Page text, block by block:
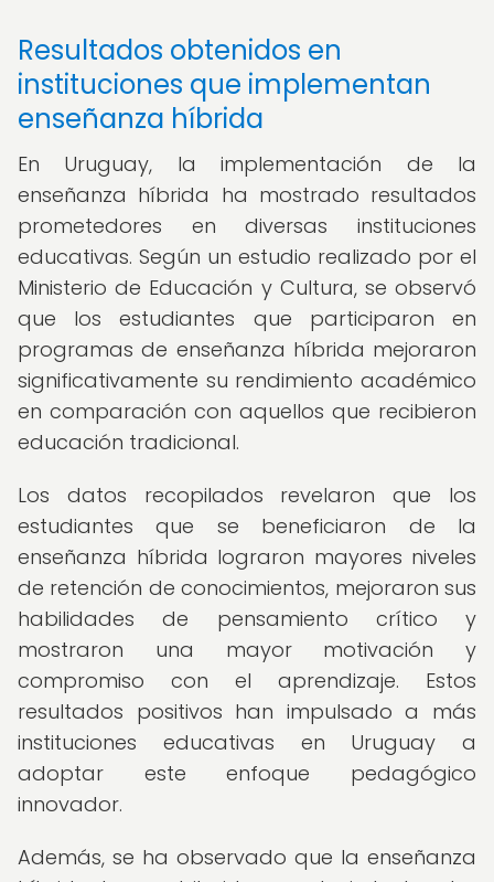
Resultados obtenidos en
instituciones que implementan
enseñanza híbrida
En Uruguay, la implementación de la
enseñanza híbrida ha mostrado resultados
prometedores en diversas instituciones
educativas. Según un estudio realizado por el
Ministerio de Educación y Cultura, se observó
que los estudiantes que participaron en
programas de enseñanza híbrida mejoraron
significativamente su rendimiento académico
en comparación con aquellos que recibieron
educación tradicional.
Los datos recopilados revelaron que los
estudiantes que se beneficiaron de la
enseñanza híbrida lograron mayores niveles
de retención de conocimientos, mejoraron sus
habilidades de pensamiento crítico y
mostraron una mayor motivación y
compromiso con el aprendizaje. Estos
resultados positivos han impulsado a más
instituciones educativas en Uruguay a
adoptar este enfoque pedagógico
innovador.
Además, se ha observado que la enseñanza